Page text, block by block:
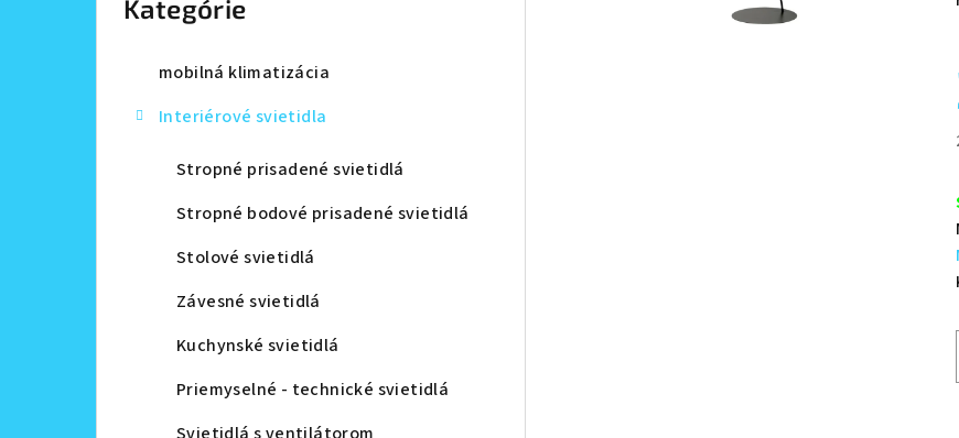
Kategórie
mobilná klimatizácia
Interiérové svietidla
Stropné prisadené svietidlá
Stropné bodové prisadené svietidlá
Stolové svietidlá
Závesné svietidlá
Kuchynské svietidlá
Priemyselné - technické svietidlá
Svietidlá s ventilátorom